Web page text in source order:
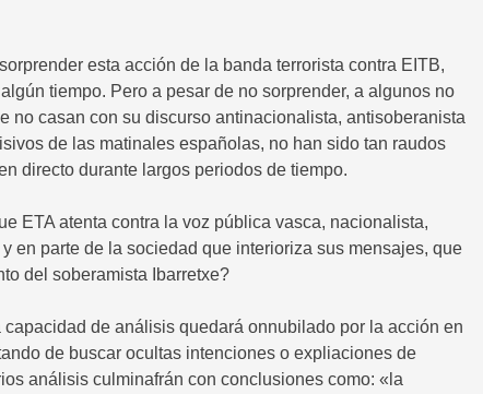
esta acción de la banda terrorista contra EITB,
tiempo. Pero a pesar de no sorprender, a algunos no
no casan con su discurso antinacionalista, antisoberanista
de las matinales españolas, no han sido tan raudos
directo durante largos periodos de tiempo.
ETA atenta contra la voz pública vasca, nacionalista,
en parte de la sociedad que interioriza sus mensajes, que
del soberamista Ibarretxe?
de análisis quedará onnubilado por la acción en
de buscar ocultas intenciones o expliaciones de
análisis culminafrán con conclusiones como: «la